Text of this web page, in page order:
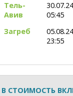
Тель-
Авив
30.07.24
05:45
Загреб
05.08.24
23:55
В СТОИМОСТЬ